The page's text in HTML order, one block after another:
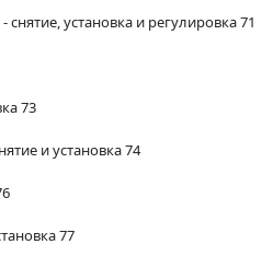
установка и регулировка 71
73
и установка 74
77